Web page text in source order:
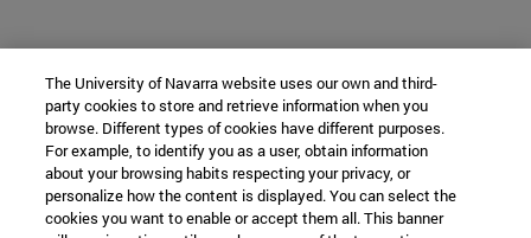
The University of Navarra website uses our own and third-
party cookies to store and retrieve information when you
browse. Different types of cookies have different purposes.
For example, to identify you as a user, obtain information
about your browsing habits respecting your privacy, or
personalize how the content is displayed. You can select the
cookies you want to enable or accept them all. This banner